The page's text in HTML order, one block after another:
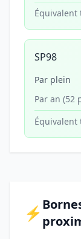
Équivalent
SP98
Par plein
Par an (52
Équivalent
⚡